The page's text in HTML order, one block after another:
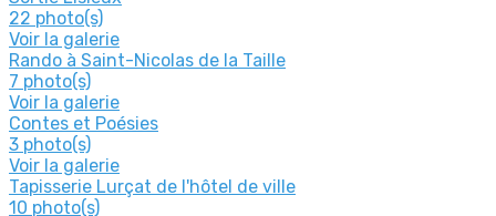
22 photo(s)
Voir la galerie
Rando à Saint-Nicolas de la Taille
7 photo(s)
Voir la galerie
Contes et Poésies
3 photo(s)
Voir la galerie
Tapisserie Lurçat de l'hôtel de ville
10 photo(s)